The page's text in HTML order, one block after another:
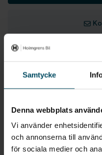
Samtycke
Denna webbplats
Vi använder
och annonserna till
för sociala medier och
Tjänstevikt
Lastkapacitet
Max dragvikt obromsat